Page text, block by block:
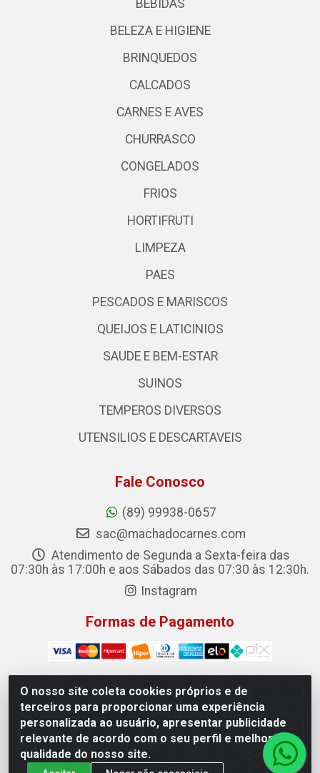
O nosso site coleta cookies próprios e de
terceiros para proporcionar uma experiência
personalizada ao usuário, apresentar publicidade
relevante de acordo com o seu perfil e melhorar a
qualidade do nosso site.
BEBIDAS
BELEZA E HIGIENE
BRINQUEDOS
CALCADOS
CARNES E AVES
CHURRASCO
CONGELADOS
FRIOS
HORTIFRUTI
LIMPEZA
PAES
PESCADOS E MARISCOS
QUEIJOS E LATICINIOS
SAUDE E BEM-ESTAR
SUINOS
TEMPEROS DIVERSOS
UTENSILIOS E DESCARTAVEIS
Fale Conosco
(89) 99938-0657
sac@machadocarnes.com
Atendimento de Segunda a Sexta-feira das
07:30h às 17:00h e aos Sábados das 07:30 às 12:30h.
Instagram
Formas de Pagamento
Machado Carnes Distribuidora de Alimentos LTDA -
Logradouro: Avenida Candido Aleixo, 148 - Centro - Oeiras/PI
- CEP 64.500-000 - 31.391.008/0001-50